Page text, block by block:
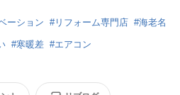
ーション #リフォーム専門店 #海老名
#寒暖差 #エアコン